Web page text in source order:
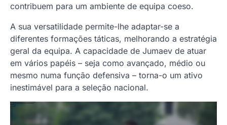
contribuem para um ambiente de equipa coeso.
A sua versatilidade permite-lhe adaptar-se a
diferentes formações táticas, melhorando a estratégia
geral da equipa. A capacidade de Jumaev de atuar
em vários papéis – seja como avançado, médio ou
mesmo numa função defensiva – torna-o um ativo
inestimável para a seleção nacional.